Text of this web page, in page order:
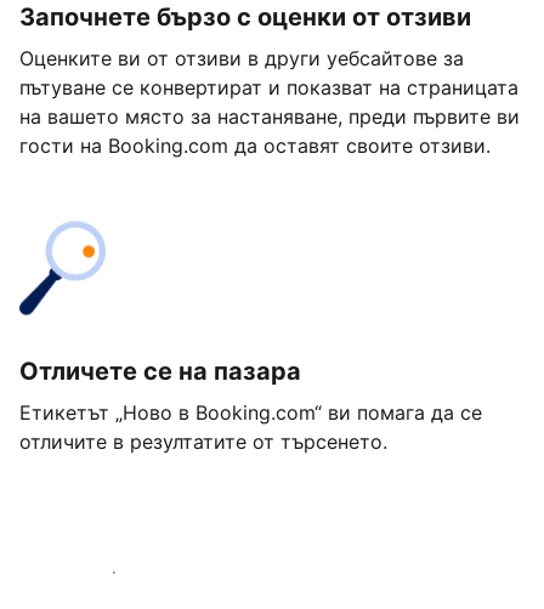
Започнете бързо с оценки от отзиви
Оценките ви от отзиви в други уебсайтове за
пътуване се конвертират и показват на страницата
на вашето място за настаняване, преди първите ви
гости на Booking.com да оставят своите отзиви.
Отличете се на пазара
Етикетът „Ново в Booking.com“ ви помага да се
отличите в резултатите от търсенето.
Започнете днес